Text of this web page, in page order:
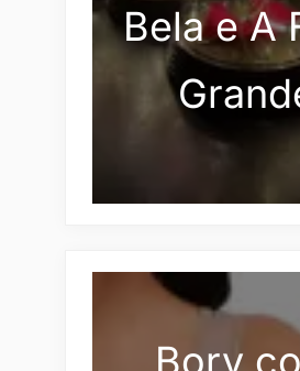
Bela e A